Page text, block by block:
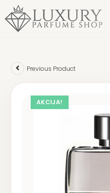
AKCIJA!
Previous Product